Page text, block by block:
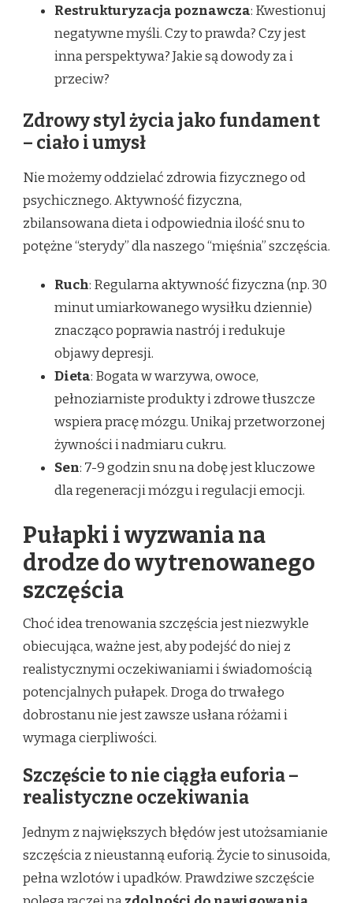
Restrukturyzacja poznawcza: Kwestionuj
negatywne myśli. Czy to prawda? Czy jest
inna perspektywa? Jakie są dowody za i
przeciw?
Zdrowy styl życia jako fundament
– ciało i umysł
Nie możemy oddzielać zdrowia fizycznego od
psychicznego. Aktywność fizyczna,
zbilansowana dieta i odpowiednia ilość snu to
potężne “sterydy” dla naszego “mięśnia” szczęścia.
Ruch: Regularna aktywność fizyczna (np. 30
minut umiarkowanego wysiłku dziennie)
znacząco poprawia nastrój i redukuje
objawy depresji.
Dieta: Bogata w warzywa, owoce,
pełnoziarniste produkty i zdrowe tłuszcze
wspiera pracę mózgu. Unikaj przetworzonej
żywności i nadmiaru cukru.
Sen: 7-9 godzin snu na dobę jest kluczowe
dla regeneracji mózgu i regulacji emocji.
Pułapki i wyzwania na
drodze do wytrenowanego
szczęścia
Choć idea trenowania szczęścia jest niezwykle
obiecująca, ważne jest, aby podejść do niej z
realistycznymi oczekiwaniami i świadomością
potencjalnych pułapek. Droga do trwałego
dobrostanu nie jest zawsze usłana różami i
wymaga cierpliwości.
Szczęście to nie ciągła euforia –
realistyczne oczekiwania
Jednym z największych błędów jest utożsamianie
szczęścia z nieustanną euforią. Życie to sinusoida,
pełna wzlotów i upadków. Prawdziwe szczęście